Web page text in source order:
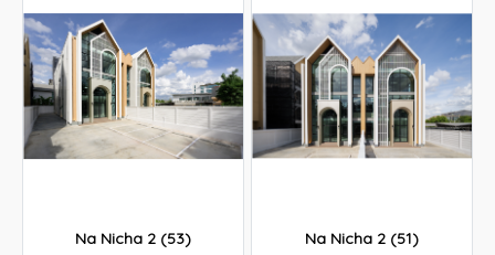
Na Nicha 2 (53)
Na Nicha 2 (51)